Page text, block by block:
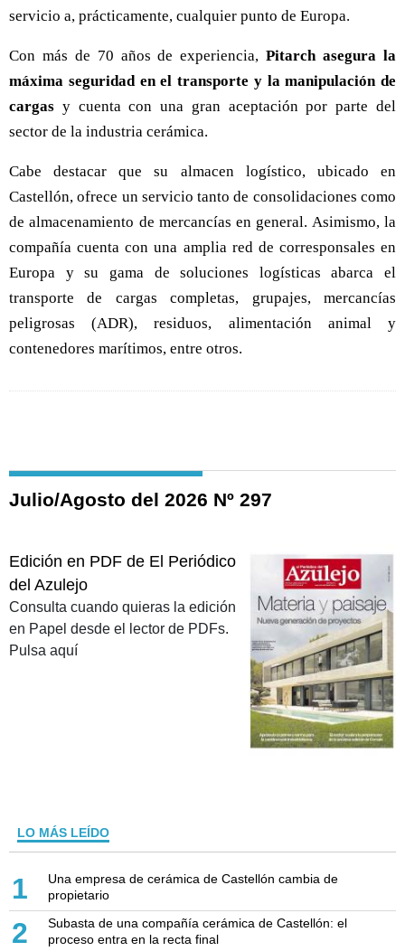
servicio a, prácticamente, cualquier punto de Europa.
Con más de 70 años de experiencia,Pitarch asegura la
máxima seguridad en el transporte y la manipulación de
cargas y cuenta con una gran aceptación por parte del
sector de la industria cerámica.
Cabe destacar que su almacen logístico, ubicado en
Castellón, ofrece un servicio tanto de consolidaciones como
de almacenamiento de mercancías en general. Asimismo, la
compañía cuenta con una amplia red de corresponsales en
Europa y su gama de soluciones logísticas abarca el
transporte de cargas completas, grupajes, mercancías
peligrosas (ADR), residuos, alimentación animal y
contenedores marítimos, entre otros.
Julio/Agosto del 2026 Nº 297
Edición en PDF de El Periódico
del Azulejo
Consulta cuando quieras la edición
en Papel desde el lector de PDFs.
Pulsa aquí
LO MÁS LEÍDO
1
Una empresa de cerámica de Castellón cambia de
propietario
2
Subasta de una compañía cerámica de Castellón: el
proceso entra en la recta final